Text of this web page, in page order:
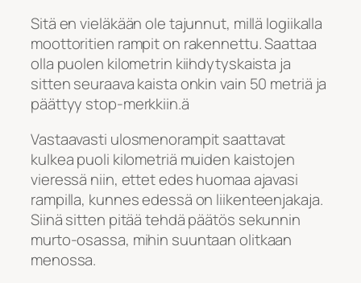
Sitä en vieläkään ole tajunnut, millä logiikalla
moottoritien rampit on rakennettu. Saattaa
olla puolen kilometrin kiihdytyskaista ja
sitten seuraava kaista onkin vain 50 metriä ja
päättyy stop-merkkiin.ä
Vastaavasti ulosmenorampit saattavat
kulkea puoli kilometriä muiden kaistojen
vieressä niin, ettet edes huomaa ajavasi
rampilla, kunnes edessä on liikenteenjakaja.
Siinä sitten pitää tehdä päätös sekunnin
murto-osassa, mihin suuntaan olitkaan
menossa.